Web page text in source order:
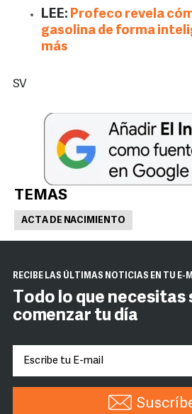
LEE: Profeco revela
gasolina de forma
más
SV
TEMAS
ACTA DE NACIMIENTO
RECIBE LAS ÚLTIMAS NOTICIAS EN TU E-
Todo lo que necesitas
comenzar tu día